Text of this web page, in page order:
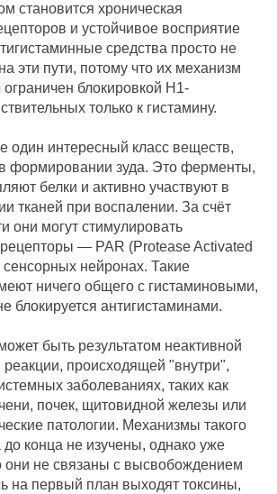
становится хроническая
и устойчивое восприятие
средства просто не
эти пути, потому что их механизм
ограничен блокировкой H1-
только к гистамину.
интересный класс веществ,
формировании зуда. Это ферменты,
белки и активно участвуют в
тканей при воспалении. За счёт
они могут стимулировать
— PAR (Protease Activated
нейронах. Такие
ничего общего с гистаминовыми,
блокируется антигистаминами.
быть результатом неактивной
реакции, происходящей "внутри",
заболеваниях, таких как
почек, щитовидной железы или
патологии. Механизмы такого
до конца не изучены, однако уже
они не связаны с высвобождением
на первый план выходят токсины,